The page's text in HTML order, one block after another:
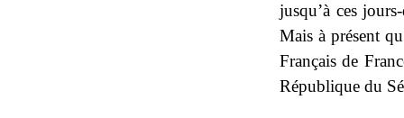
jusqu’à ces
Mais à présent
Français de
République du